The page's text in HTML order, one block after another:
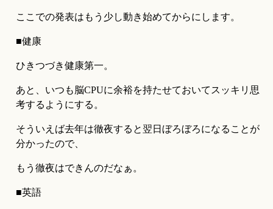
ここでの発表はもう少し動き始めてからにします。
■健康
ひきつづき健康第一。
あと、いつも脳CPUに余裕を持たせておいてスッキリ思
考するようにする。
そういえば去年は徹夜すると翌日ぼろぼろになることが
分かったので、
もう徹夜はできんのだなぁ。
■英語